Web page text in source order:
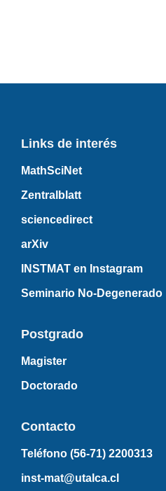
Links de interés
MathSciNet
Zentralblatt
sciencedirect
arXiv
INSTMAT en Instagram
Seminario No-Degenerado
Postgrado
Magister
Doctorado
Contacto
Teléfono (56-71) 2200313
inst-mat@utalca.cl